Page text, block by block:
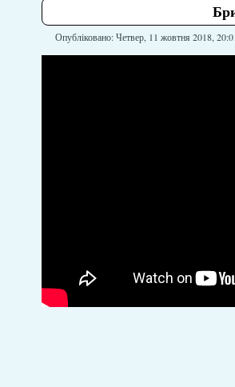
Опубліковано: Четвер, 11 жовтня 2018,